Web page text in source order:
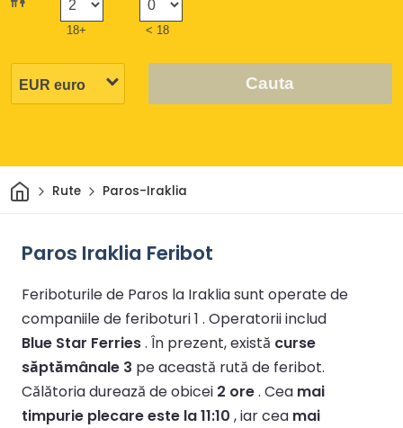
18+ < 18
Cauta
AcasăRute Paros-Iraklia
Paros Iraklia Feribot
Feriboturile de Paros la Iraklia sunt operate de
companiile de feriboturi 1 . Operatorii includ
Blue Star Ferries. În prezent, există curse
săptămânale 3 pe această rută de feribot.
Călătoria durează de obicei 2 ore. Cea mai
timpurie plecare este la 11:10 , iar cea mai